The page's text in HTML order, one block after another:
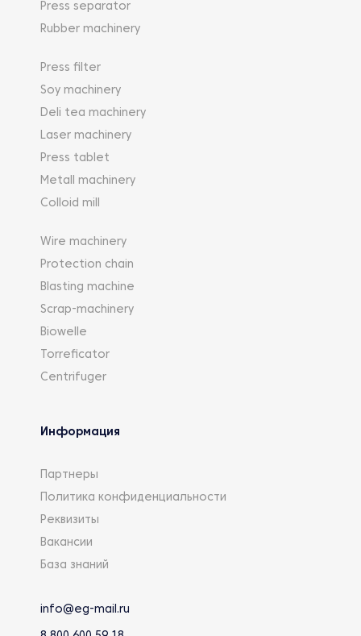
Press separator
Rubber machinery
Press filter
Soy machinery
Deli tea machinery
Laser machinery
Press tablet
Metall machinery
Colloid mill
Wire machinery
Protection chain
Blasting machine
Scrap-machinery
Biowelle
Torreficator
Centrifuger
Информация
Партнеры
Политика конфиденциальности
Реквизиты
Вакансии
База знаний
info@eg-mail.ru